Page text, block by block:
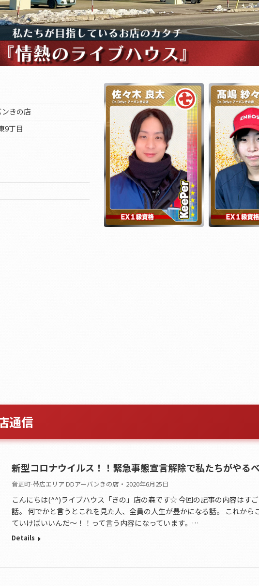
きの店
9丁目
通信
新型コロナウイルス！！緊急事態宣言解除で私たちがやる
音更町-帯広エリア DDアーバンきの店 2020年6月25日
こんにちは(^^)ライブハウス「きの」店の森です☆ 今回の記事の内容はす
話。 何でかと言うとこれを見た人、全員の人生が豊かになる話。 これから
ていけばいいんだ～！！って言う内容になっています。…
Details